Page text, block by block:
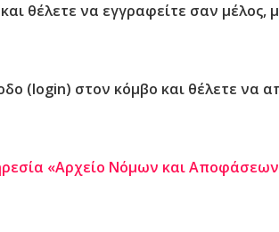
θέλετε να εγγραφείτε σαν μέλος,
(login) στον κόμβο και θέλετε να
«Αρχείο Νόμων και